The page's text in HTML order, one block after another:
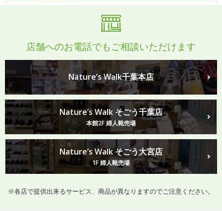
店舗へのお電話でもご相談いただけます
Nature’s Walk千葉本店
Nature’s Walk そごう千葉店
本館2F 婦人靴売場
Nature’s Walk そごう大宮店
1F 婦人靴売場
※各店で提供出来るサービス、商品が異なりますのでご注意ください。